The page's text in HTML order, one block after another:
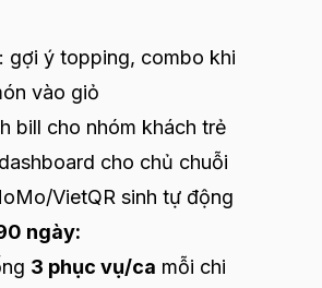
gợi ý topping, combo khi
vào giỏ
bill cho nhóm khách trẻ
cho chủ chuỗi
VietQR sinh tự động
ngày:
3 phục vụ/ca mỗi chi